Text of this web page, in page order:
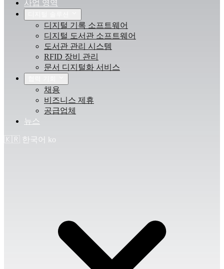
사업 영역
디지털 기록 소프트웨어
디지털 도서관 소프트웨어
도서관 관리 시스템
RFID 장비 관리
문서 디지털화 서비스
채용
비즈니스 제휴
공급업체
뉴스
🇰🇷 한국어 ko